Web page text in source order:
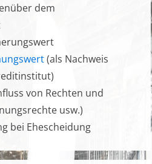
dem
(als Nachweis
von Rechten und
usw.)
bei Ehescheidung